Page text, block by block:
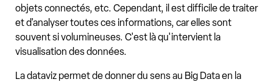
objets connectés, etc. Cependant, il est difficile de traiter
et d'analyser toutes ces informations, car elles sont
souvent si volumineuses. C'est là qu'intervient la
visualisation des données.
La dataviz permet de donner du sens au Big Data en la